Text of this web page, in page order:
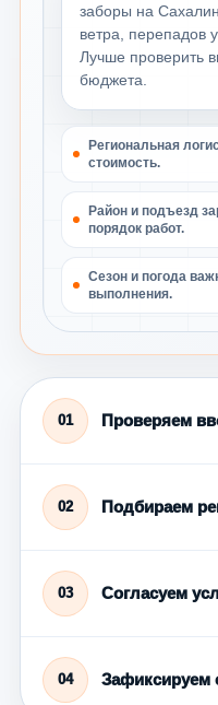
заборы на
ветра, перепадов
Лучше проверить
бюджета.
Региональная
стоимость.
Район и подъезд
порядок работ.
Сезон и погода
выполнения.
01 Проверяем
02 Подбираем
03 Согласуем
04 Зафиксируем